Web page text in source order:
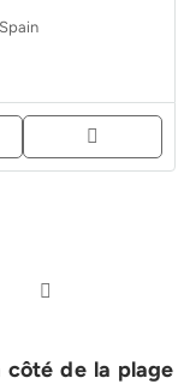
côté de la plage